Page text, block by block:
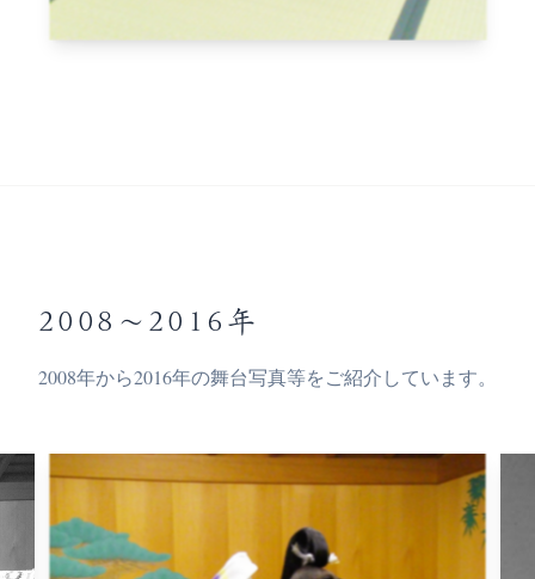
2008〜2016年
2008年から2016年の舞台写真等をご紹介しています。